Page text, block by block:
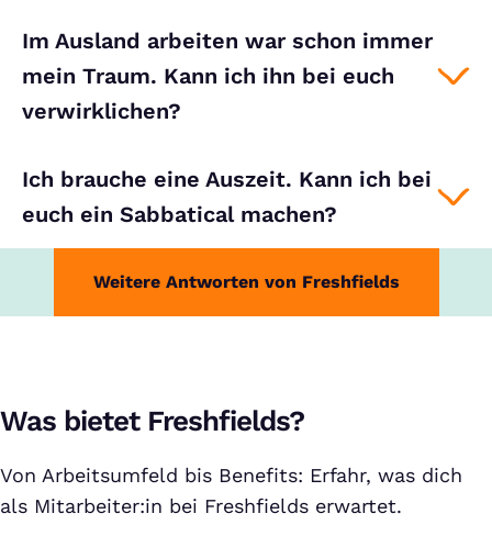
Im Ausland arbeiten war schon immer
mein Traum. Kann ich ihn bei euch
verwirklichen?
Ich brauche eine Auszeit. Kann ich bei
euch ein Sabbatical machen?
Weitere Antworten von Freshfields
Was bietet Freshfields?
Von Arbeitsumfeld bis Benefits: Erfahr, was dich
als Mitarbeiter:in bei Freshfields erwartet.